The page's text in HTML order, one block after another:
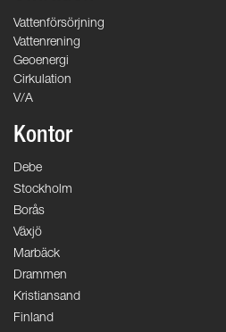
Vattenförsörjning
Vattenrening
Geoenergi
Cirkulation
V/A
Kontor
Debe
Stockholm
Borås
Växjö
Marbäck
Drammen
Kristiansand
Finland